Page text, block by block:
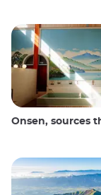
Onsen, sources thermales